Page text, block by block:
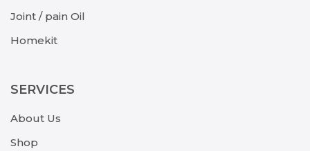
Joint / pain Oil
Homekit
SERVICES
About Us
Shop